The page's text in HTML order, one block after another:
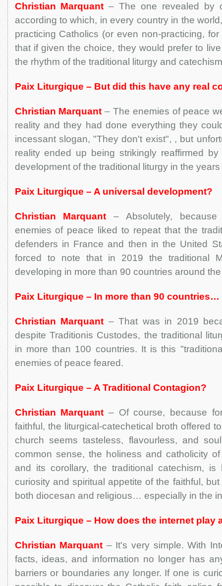
Christian Marquant – The one revealed by
according to which, in every country in the
practicing Catholics (or even non-practicing,
that if given the choice, they would prefer to
the rhythm of the traditional liturgy and
Paix Liturgique – But did this have any real
Christian Marquant – The enemies of peace
reality and they had done everything they
incessant slogan, "They don't exist", , but
reality ended up being strikingly reaffirmed
development of the traditional liturgy in the
Paix Liturgique – A universal development?
Christian Marquant – Absolutely,
enemies of peace liked to repeat that the
defenders in France and then in the United
forced to note that in 2019 the traditional
developing in more than 90 countries around
Paix Liturgique – In more than 90 countries…
Christian Marquant – That was in 2019
despite Traditionis Custodes, the traditional
in more than 100 countries. It is this
enemies of peace feared.
Paix Liturgique – A Traditional Contagion?
Christian Marquant – Of course, because
faithful, the liturgical-catechetical broth offered
church seems tasteless, flavourless, and
common sense, the holiness and catholicity
and its corollary, the traditional catechism,
curiosity and spiritual appetite of the faithful,
both diocesan and religious… especially in the
Paix Liturgique – How does the internet play
Christian Marquant – It's very simple. With
facts, ideas, and information no longer has
barriers or boundaries any longer. If one is